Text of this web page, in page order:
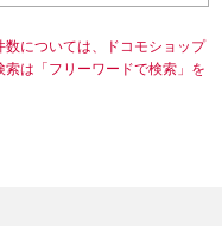
数については、ドコモショップ
は「フリーワードで検索」を